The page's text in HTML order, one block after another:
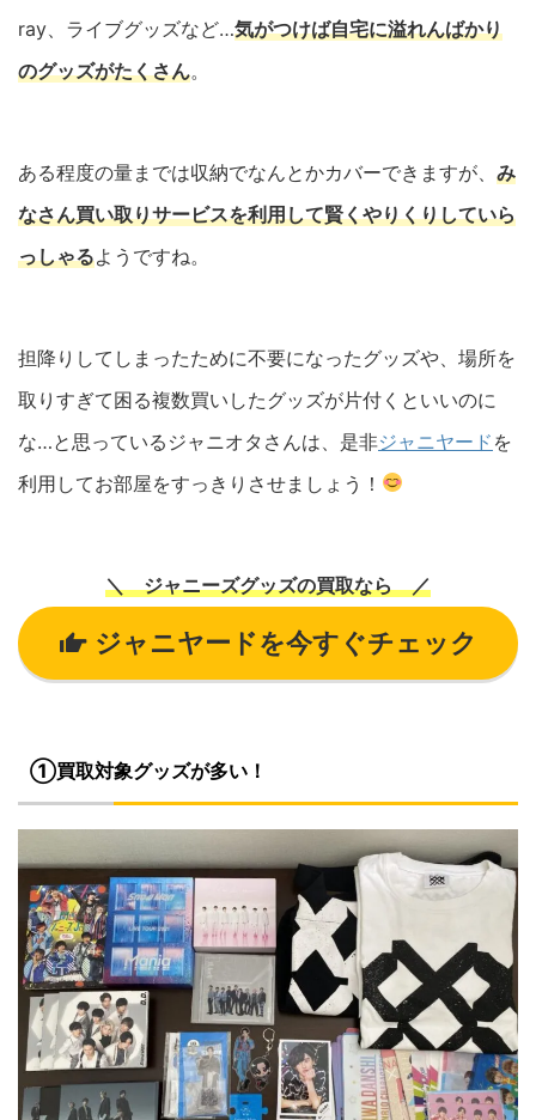
ray、ライブグッズなど…気がつけば自宅に溢れんばかり
のグッズがたくさん。
ある程度の量までは収納でなんとかカバーできますが、 み
なさん買い取りサービスを利用して賢くやりくりしていら
っしゃるようですね。
担降りしてしまったために不要になったグッズや、場所を
取りすぎて困る複数買いしたグッズが片付くといいのに
な…と思っているジャニオタさんは、是非ジャニヤード を
利用してお部屋をすっきりさせましょう！
＼ ジャニーズグッズの買取なら ／
ジャニヤードを今すぐチェック
①買取対象グッズが多い！